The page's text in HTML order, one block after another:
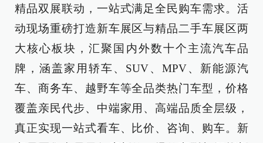
精品双展联动，一站式满足全民购车需求。活
动现场重磅打造新车展区与精品二手车展区两
大核心板块，汇聚国内外数十个主流汽车品
牌，涵盖家用轿车、SUV、MPV、新能源汽
车、商务车、越野车等全品类热门车型，价格
覆盖亲民代步、中端家用、高端品质全层级，
真正实现一站式看车、比价、咨询、购车。新